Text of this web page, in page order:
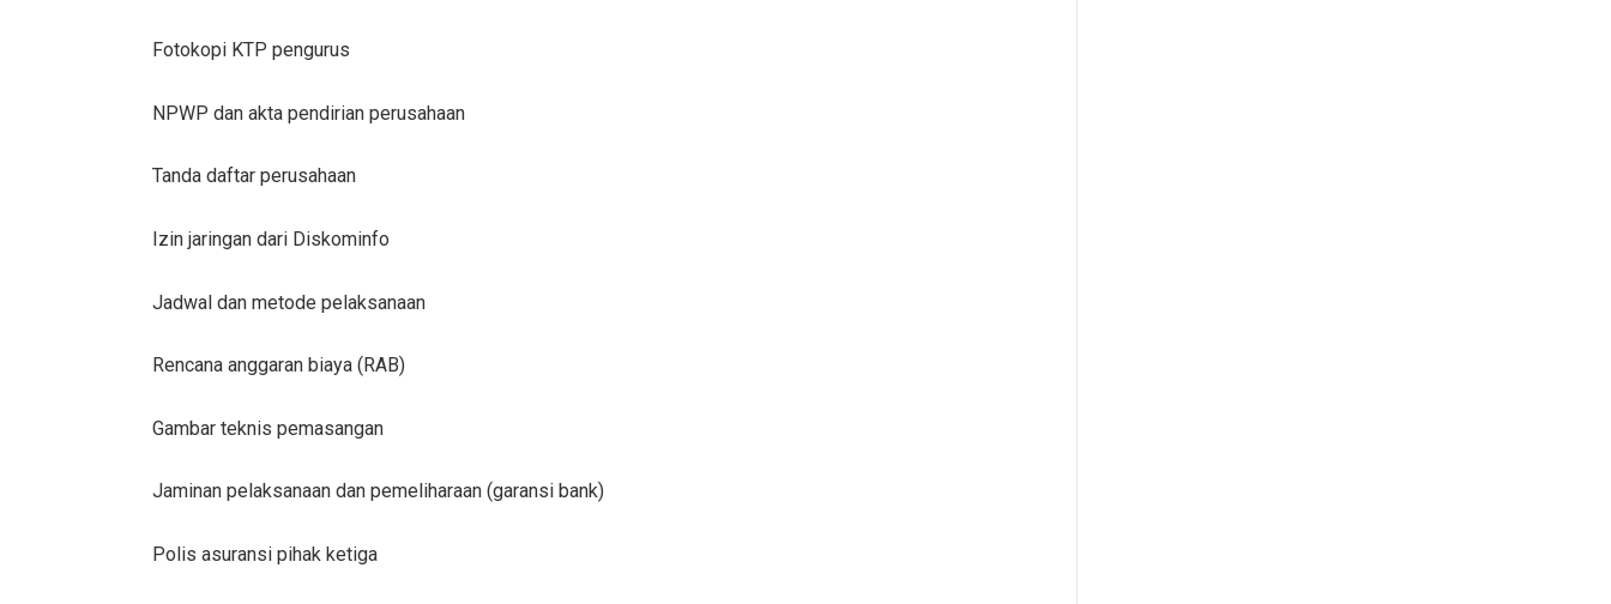
Fotokopi KTP pengurus
NPWP dan akta pendirian perusahaan
Tanda daftar perusahaan
Izin jaringan dari Diskominfo
Jadwal dan metode pelaksanaan
Rencana anggaran biaya (RAB)
Gambar teknis pemasangan
Jaminan pelaksanaan dan pemeliharaan (garansi bank)
Polis asuransi pihak ketiga